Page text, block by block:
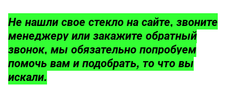
Не нашли свое стекло на сайте, звоните
менеджеру или закажите обратный
звонок, мы обязательно попробуем
помочь вам и подобрать, то что вы
искали.